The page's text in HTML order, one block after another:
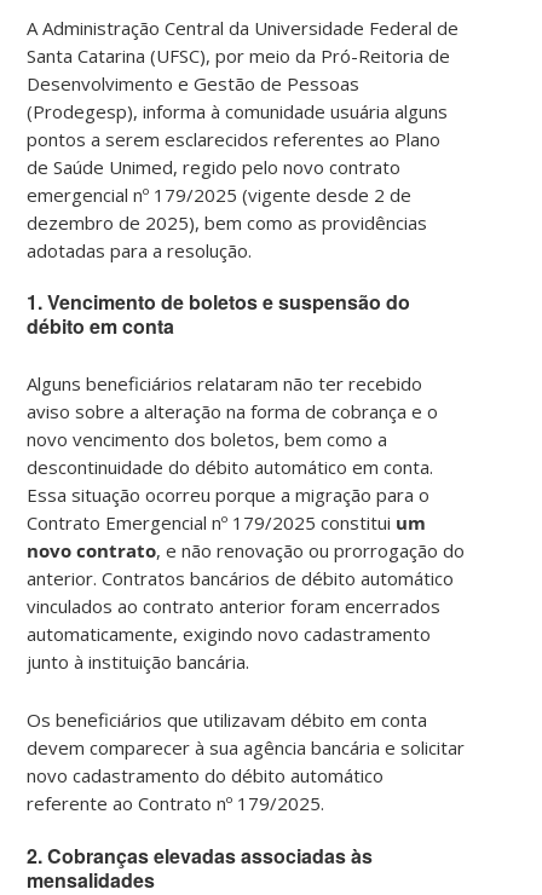
A Administração Central da Universidade Federal de
Santa Catarina (UFSC), por meio da Pró-Reitoria de
Desenvolvimento e Gestão de Pessoas
(Prodegesp), informa à comunidade usuária alguns
pontos a serem esclarecidos referentes ao Plano
de Saúde Unimed, regido pelo novo contrato
emergencial nº 179/2025 (vigente desde 2 de
dezembro de 2025), bem como as providências
adotadas para a resolução.
1. Vencimento de boletos e suspensão do
débito em conta
Alguns beneficiários relataram não ter recebido
aviso sobre a alteração na forma de cobrança e o
novo vencimento dos boletos, bem como a
descontinuidade do débito automático em conta.
Essa situação ocorreu porque a migração para o
Contrato Emergencial nº 179/2025 constitui um
novo contrato, e não renovação ou prorrogação do
anterior. Contratos bancários de débito automático
vinculados ao contrato anterior foram encerrados
automaticamente, exigindo novo cadastramento
junto à instituição bancária.
Os beneficiários que utilizavam débito em conta
devem comparecer à sua agência bancária e solicitar
novo cadastramento do débito automático
referente ao Contrato nº 179/2025.
2. Cobranças elevadas associadas às
mensalidades